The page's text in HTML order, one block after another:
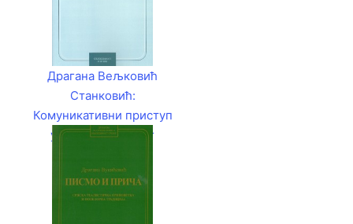
Драгана Вељковић
Станковић:
Комуникативни приступ
у настави српског